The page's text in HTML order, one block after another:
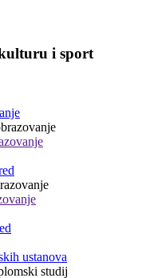
i sport
ustanova